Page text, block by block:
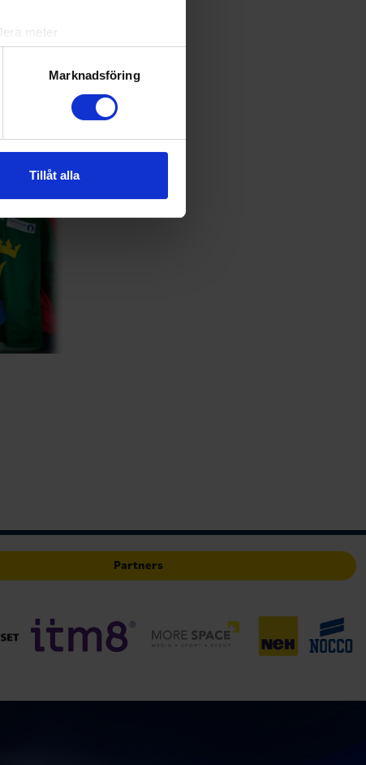
meter
. Du kan ändra
information från din enhet
kombinera informationen
Marknadsföring
Tillåt alla
Partners